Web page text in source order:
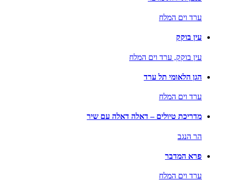
ערד וים המלח
עין בוקק
עין בוקק, ערד וים המלח
הגן הלאומי תל ערד
ערד וים המלח
מדריכת טיולים – דאלה דאלה עם שיר
הר הנגב
פרא המדבר
ערד וים המלח